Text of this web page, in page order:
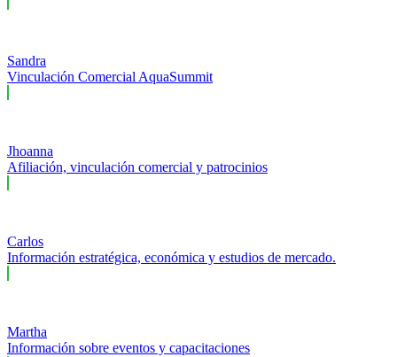
Sandra
Vinculación Comercial AquaSummit
Jhoanna
Afiliación, vinculación comercial y patrocinios
Carlos
Información estratégica, económica y estudios de mercado.
Martha
Información sobre eventos y capacitaciones